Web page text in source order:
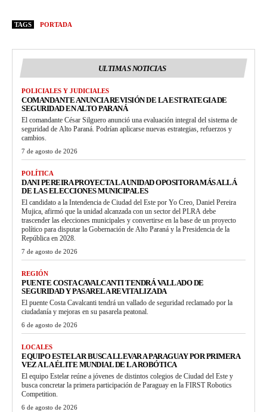
TAGS PORTADA
ULTIMAS NOTICIAS
POLICIALES Y JUDICIALES
COMANDANTE ANUNCIA REVISIÓN DE LA ESTRATEGIA DE
SEGURIDAD EN ALTO PARANÁ
El comandante César Silguero anunció una evaluación integral del sistema de
seguridad de Alto Paraná. Podrían aplicarse nuevas estrategias, refuerzos y
cambios.
7 de agosto de 2026
POLÍTICA
DANI PEREIRA PROYECTA LA UNIDAD OPOSITORA MÁS ALLÁ
DE LAS ELECCIONES MUNICIPALES
El candidato a la Intendencia de Ciudad del Este por Yo Creo, Daniel Pereira
Mujica, afirmó que la unidad alcanzada con un sector del PLRA debe
trascender las elecciones municipales y convertirse en la base de un proyecto
político para disputar la Gobernación de Alto Paraná y la Presidencia de la
República en 2028.
7 de agosto de 2026
REGIÓN
PUENTE COSTA CAVALCANTI TENDRÁ VALLADO DE
SEGURIDAD Y PASARELA REVITALIZADA
El puente Costa Cavalcanti tendrá un vallado de seguridad reclamado por la
ciudadanía y mejoras en su pasarela peatonal.
6 de agosto de 2026
LOCALES
EQUIPO ESTELAR BUSCA LLEVAR A PARAGUAY POR PRIMERA
VEZ A LA ÉLITE MUNDIAL DE LA ROBÓTICA
El equipo Estelar reúne a jóvenes de distintos colegios de Ciudad del Este y
busca concretar la primera participación de Paraguay en la FIRST Robotics
Competition.
6 de agosto de 2026